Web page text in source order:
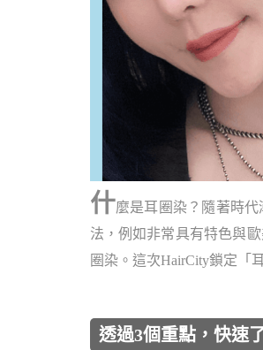
什麼是耳圈染？隨著時
法，例如非常具有特色與
圈染。這次HairCity鎖定「
透過3個重點，快速